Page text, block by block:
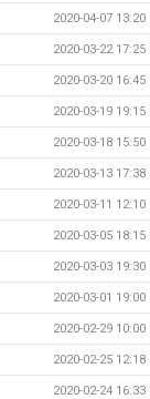
2020-04-07 13:20
2020-03-22 17:25
2020-03-20 16:45
2020-03-19 19:15
2020-03-18 15:50
2020-03-13 17:38
2020-03-11 12:10
2020-03-05 18:15
2020-03-03 19:30
2020-03-01 19:00
2020-02-29 10:00
2020-02-25 12:18
2020-02-24 16:33